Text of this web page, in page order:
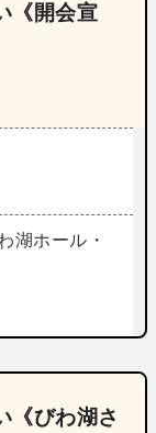
《開会宣
湖ホール・
びわ湖さ